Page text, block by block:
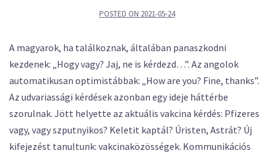
POSTED ON 2021-05-24
A magyarok, ha találkoznak, általában panaszkodni
kezdenek: „Hogy vagy? Jaj, ne is kérdezd…”. Az angolok
automatikusan optimistábbak: „How are you? Fine, thanks”.
Az udvariassági kérdések azonban egy ideje háttérbe
szorulnak. Jött helyette az aktuális vakcina kérdés: Pfizeres
vagy, vagy szputnyikos? Keletit kaptál? Úristen, Astrát? Új
kifejezést tanultunk: vakcinaközösségek. Kommunikációs